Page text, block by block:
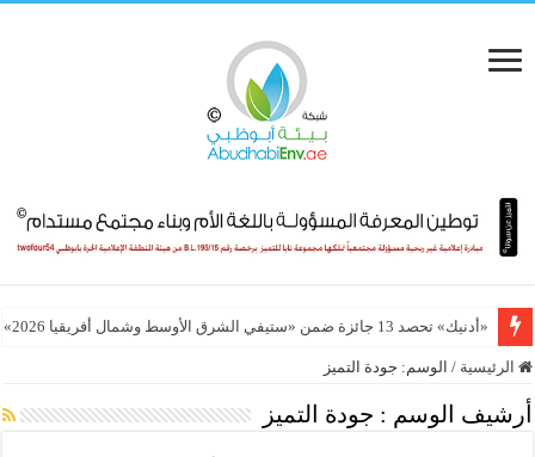
«أدنيك» تحصد 13 جائزة ضمن «ستيفي الشرق الأوسط وشمال أفريقيا 2026»
الشباب والعمل المناخي بالمغرب: نحو نموذج وطني للقيادة البيئية المستدامة
الرئيسية / الوسم: جودة التميز
أرشيف الوسم : جودة التميز